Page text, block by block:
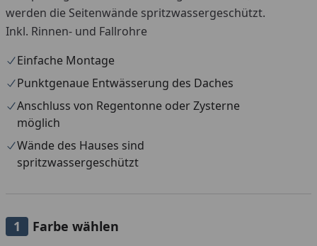
werden die Seitenwände spritzwassergeschützt.
Inkl. Rinnen- und Fallrohre
Einfache Montage
Punktgenaue Entwässerung des Daches
Anschluss von Regentonne oder Zysterne
möglich
Wände des Hauses sind
spritzwassergeschützt
Farbe wählen